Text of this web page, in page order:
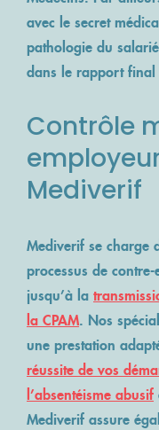
avec le secret
pathologie du
dans le rapport final
Contrôle
Mediverif
Mediverif se charge
processus de
jusqu’à la
la CPAM. Nos
une prestation
réussite de vos
l’absentéisme abusif
Mediverif assure